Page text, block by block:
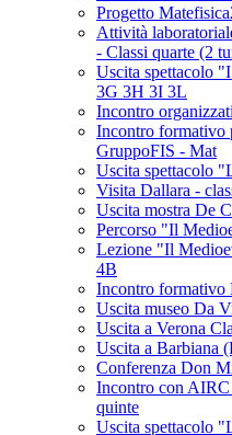
Progetto
Attività
- Classi quarte (2
Uscita spettacolo
3G 3H 3I 3L
Incontro
Incontro formativo
GruppoFIS - Mat
Uscita spettacolo
Visita Dallara -
Uscita mostra De
Percorso "Il
Lezione "Il
4B
Incontro formativo
Uscita museo Da
Uscita a Verona
Uscita a Barbiana
Conferenza Don
Incontro con AIRC
quinte
Uscita spettacolo